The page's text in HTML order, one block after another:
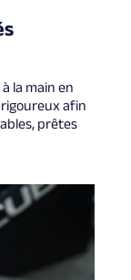
la main en
afin
prêtes